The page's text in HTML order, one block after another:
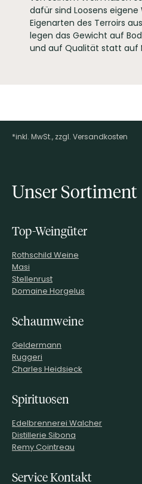
dafür sind Loosens eigene
Eigenarten des Terroirs
legen das Gewicht auf
und auf Qualität statt auf
Footer-Menü
*inkl. MwSt., zzgl. Versandkosten
Unser Sortiment
Top-Weingüter
Rothschild Weine
Masi
Stellenrust
Domaine Horgelus
Schaumweine
Geldermann
Ruggeri
Charles Heidsieck
Spirituosen
Edelbrennerei Walcher
Distillerie Sibona
Remy Cointreau
Service Kontakt